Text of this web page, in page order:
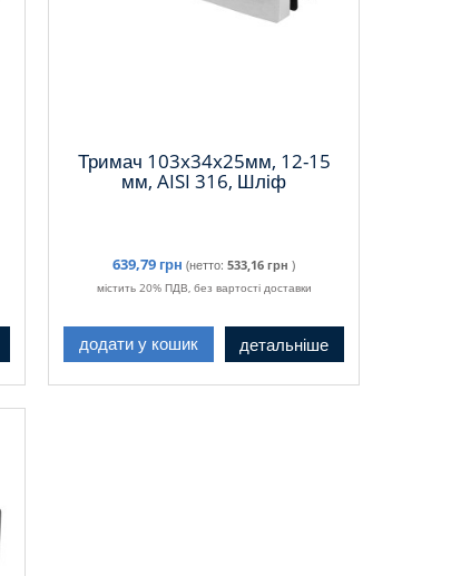
Тримач 103x34x25мм, 12-15
мм, AISI 316, Шліф
639,79 грн (нетто: 533,16 грн )
містить 20% ПДВ, без вартості доставки
додати у кошик детальніше